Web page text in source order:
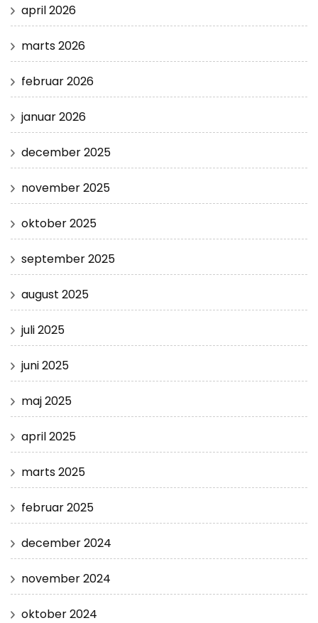
april 2026
marts 2026
februar 2026
januar 2026
december 2025
november 2025
oktober 2025
september 2025
august 2025
juli 2025
juni 2025
maj 2025
april 2025
marts 2025
februar 2025
december 2024
november 2024
oktober 2024